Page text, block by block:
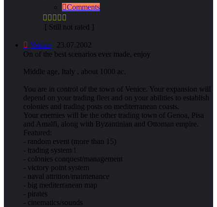
Comments
[ Still not rated ]
Venice 23.07.2002
On of the best scenarios ever made, enjoy
Middle age, Italy , about 1000 ac.
You are in control of the town of Venice. Your expansion will
depend on your trading fleet and on your abilities to establish
colonies and trading posts on mediterranean coasts.
Your enemies will be the other trading town of Genoa, Pisa
and Amalfi, along with Byzantinian and Ottoman empire.
Featured:
- random event (more than 15)
- trading system !
- colonies conquest/management
- victory point system
- naval attrition/maintenance
- big mediterranean map
- pirates
- cinematics/sounds